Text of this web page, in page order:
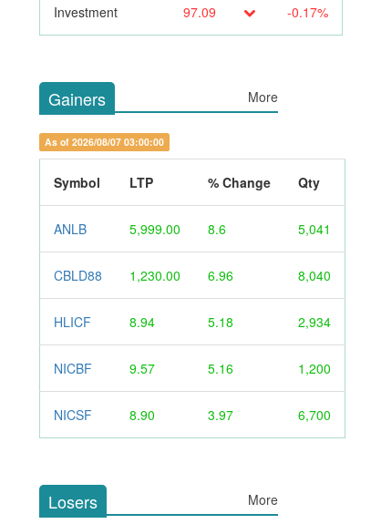
Investment 97.09 -0.17%
Gainers More
As of 2026/08/07 03:00:00
Symbol LTP % Change Qty
ANLB 5,999.00 8.6 5,041
CBLD88 1,230.00 6.96 8,040
HLICF 8.94 5.18 2,934
NICBF 9.57 5.16 1,200
NICSF 8.90 3.97 6,700
Losers More